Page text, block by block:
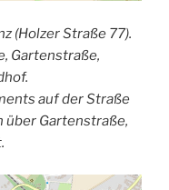
(Holzer Straße 77).
Gartenstraße,
auf der Straße
über Gartenstraße,